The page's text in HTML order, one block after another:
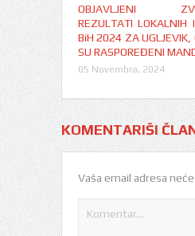
OBJAVLJENI
REZULTATI LOKALNIH
BiH 2024 ZA UGLJEVIK,
SU RASPOREĐENI
05 Novembra, 2024
KOMENTARIŠI
Vaša email adresa